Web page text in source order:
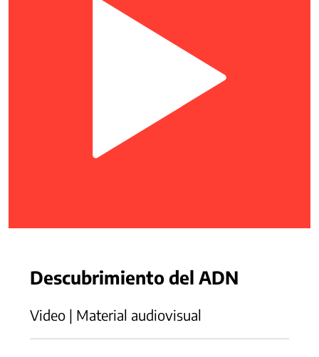
Descubrimiento del ADN
Video | Material audiovisual